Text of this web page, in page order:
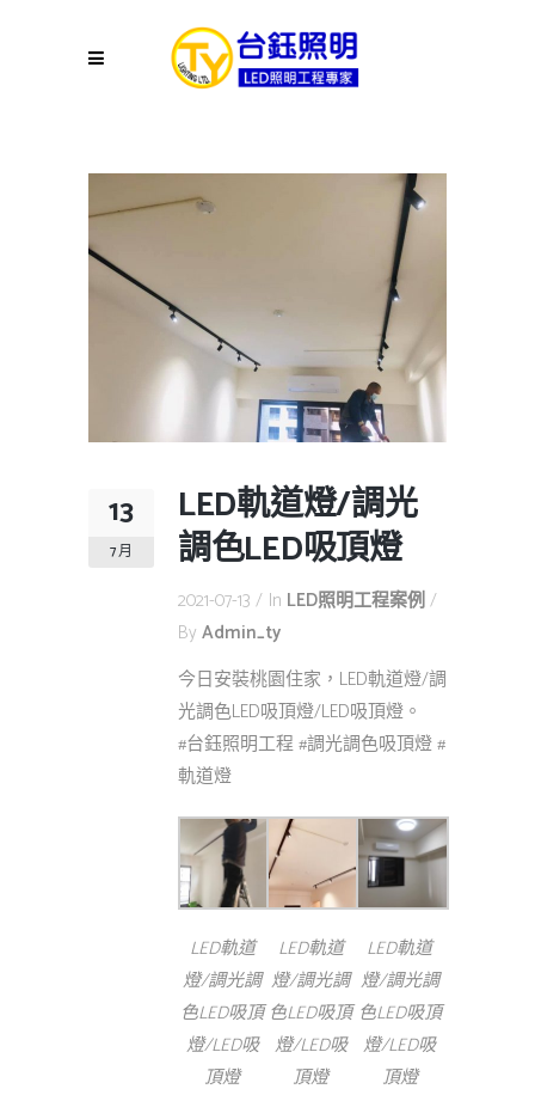
13
7 月
LED軌道燈/調光
調色LED吸頂燈
2021-07-13 In LED照明工程案例
By Admin_ty
今日安裝桃園住家，LED軌道燈/調
光調色LED吸頂燈/LED吸頂燈。
#台鈺照明工程 #調光調色吸頂燈 #
軌道燈
LED軌道
燈/調光調
色LED吸頂
燈/LED吸
頂燈
LED軌道
燈/調光調
色LED吸頂
燈/LED吸
頂燈
LED軌道
燈/調光調
色LED吸頂
燈/LED吸
頂燈